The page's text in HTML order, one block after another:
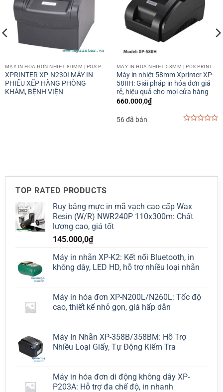
XPRINTER XP-N230I MÁY IN
PHIẾU XẾP HÀNG PHÒNG
KHÁM, BỆNH VIỆN
Máy in nhiệt 58mm Xprinter XP-
58IIH: Giải pháp in hóa đơn giá
rẻ, hiệu quả cho mọi cửa hàng
660.000,0₫
56 đã bán
TOP RATED PRODUCTS
Ruy băng mực in mã vạch cao cấp Wax
Resin (W/R) NWR240P 110x300m: Chất
lượng cao, giá tốt
145.000,0₫
Máy in nhãn XP-K2: Kết nối Bluetooth, in
không dây, LED HD, hỗ trợ nhiều loại nhãn
Máy in hóa đơn XP-N200L/N260L: Tốc độ
cao, thiết kế nhỏ gọn, giá hấp dẫn
Máy In Nhãn XP-358B/358BM: Hỗ Trợ
Nhiều Loại Giấy, Tự Động Kiểm Tra
Máy in hóa đơn di động không dây XP-
P203A: Hỗ trợ đa chế độ, in nhanh